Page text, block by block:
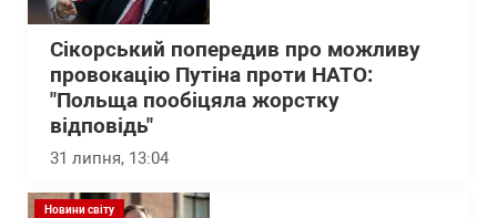
Сікорський попередив про можливу
провокацію Путіна проти НАТО:
"Польща пообіцяла жорстку
відповідь"
31 липня, 13:04
Новини світу